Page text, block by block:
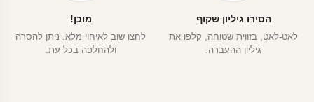
הסירו גיליון שקוף
לאט-לאט, בזווית שטוחה, קלפו את
גיליון ההעברה.
מוכן!
לחצו שוב לאיחוי מלא. ניתן להסרה
ולהחלפה בכל עת.